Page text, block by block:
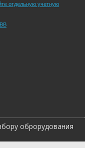
отдельную учетную
оброрудования